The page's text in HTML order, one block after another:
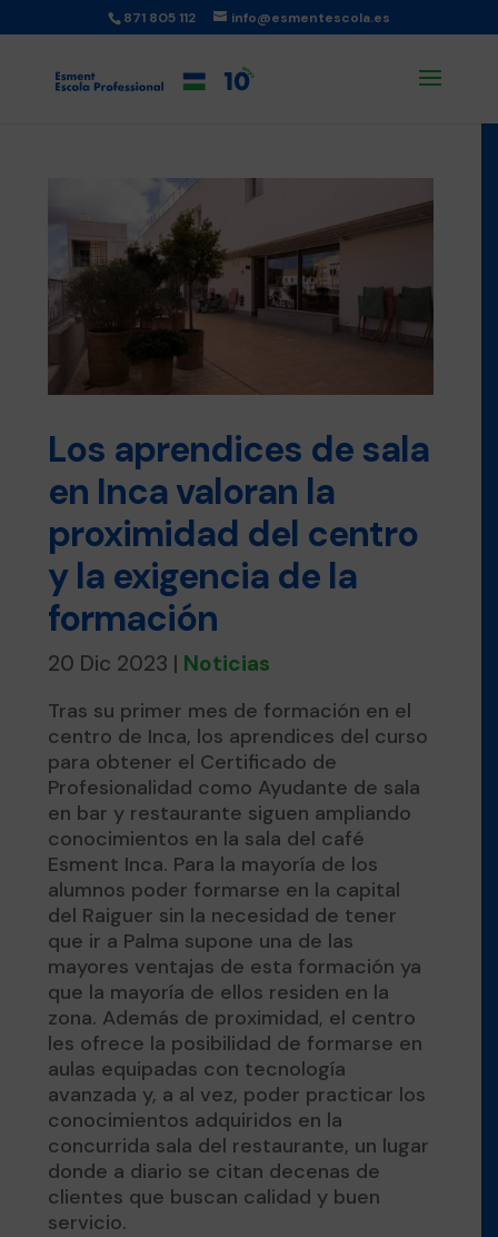
871 805 112 info@esmentescola.es
Los aprendices de sala
en Inca valoran la
proximidad del centro
y la exigencia de la
formación
20 Dic 2023 | Noticias
Tras su primer mes de formación en el
centro de Inca, los aprendices del curso
para obtener el Certificado de
Profesionalidad como Ayudante de sala
en bar y restaurante siguen ampliando
conocimientos en la sala del café
Esment Inca. Para la mayoría de los
alumnos poder formarse en la capital
del Raiguer sin la necesidad de tener
que ir a Palma supone una de las
mayores ventajas de esta formación ya
que la mayoría de ellos residen en la
zona. Además de proximidad, el centro
les ofrece la posibilidad de formarse en
aulas equipadas con tecnología
avanzada y, a al vez, poder practicar los
conocimientos adquiridos en la
concurrida sala del restaurante, un lugar
donde a diario se citan decenas de
clientes que buscan calidad y buen
servicio.